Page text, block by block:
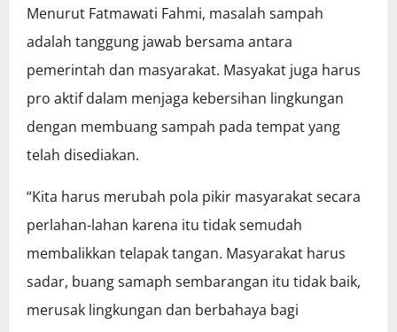
Menurut Fatmawati Fahmi, masalah sampah
adalah tanggung jawab bersama antara
pemerintah dan masyarakat. Masyakat juga harus
pro aktif dalam menjaga kebersihan lingkungan
dengan membuang sampah pada tempat yang
telah disediakan.
“Kita harus merubah pola pikir masyarakat secara
perlahan-lahan karena itu tidak semudah
membalikkan telapak tangan. Masyarakat harus
sadar, buang samaph sembarangan itu tidak baik,
merusak lingkungan dan berbahaya bagi